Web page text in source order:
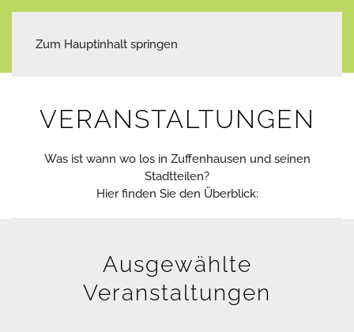
Zum Hauptinhalt springen
VERANSTALTUNGEN
Was ist wann wo los in Zuffenhausen und seinen
Stadtteilen?
Hier finden Sie den Überblick:
Ausgewählte
Veranstaltungen